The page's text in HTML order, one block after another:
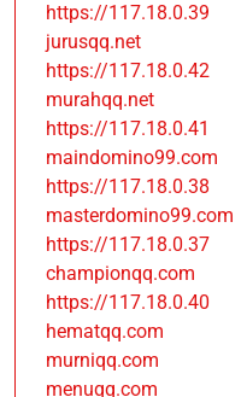
https://117.18.0.39
jurusqq.net
https://117.18.0.42
murahqq.net
https://117.18.0.41
maindomino99.com
https://117.18.0.38
masterdomino99.com
https://117.18.0.37
championqq.com
https://117.18.0.40
hematqq.com
murniqq.com
menuqq.com